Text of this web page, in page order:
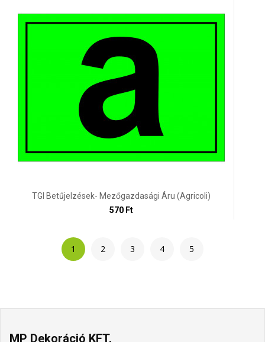
TGI Betűjelzések- Mezőgazdasági Áru (agricoli)
570 Ft
1 2 3 4 5
MP Dekoráció KFT.